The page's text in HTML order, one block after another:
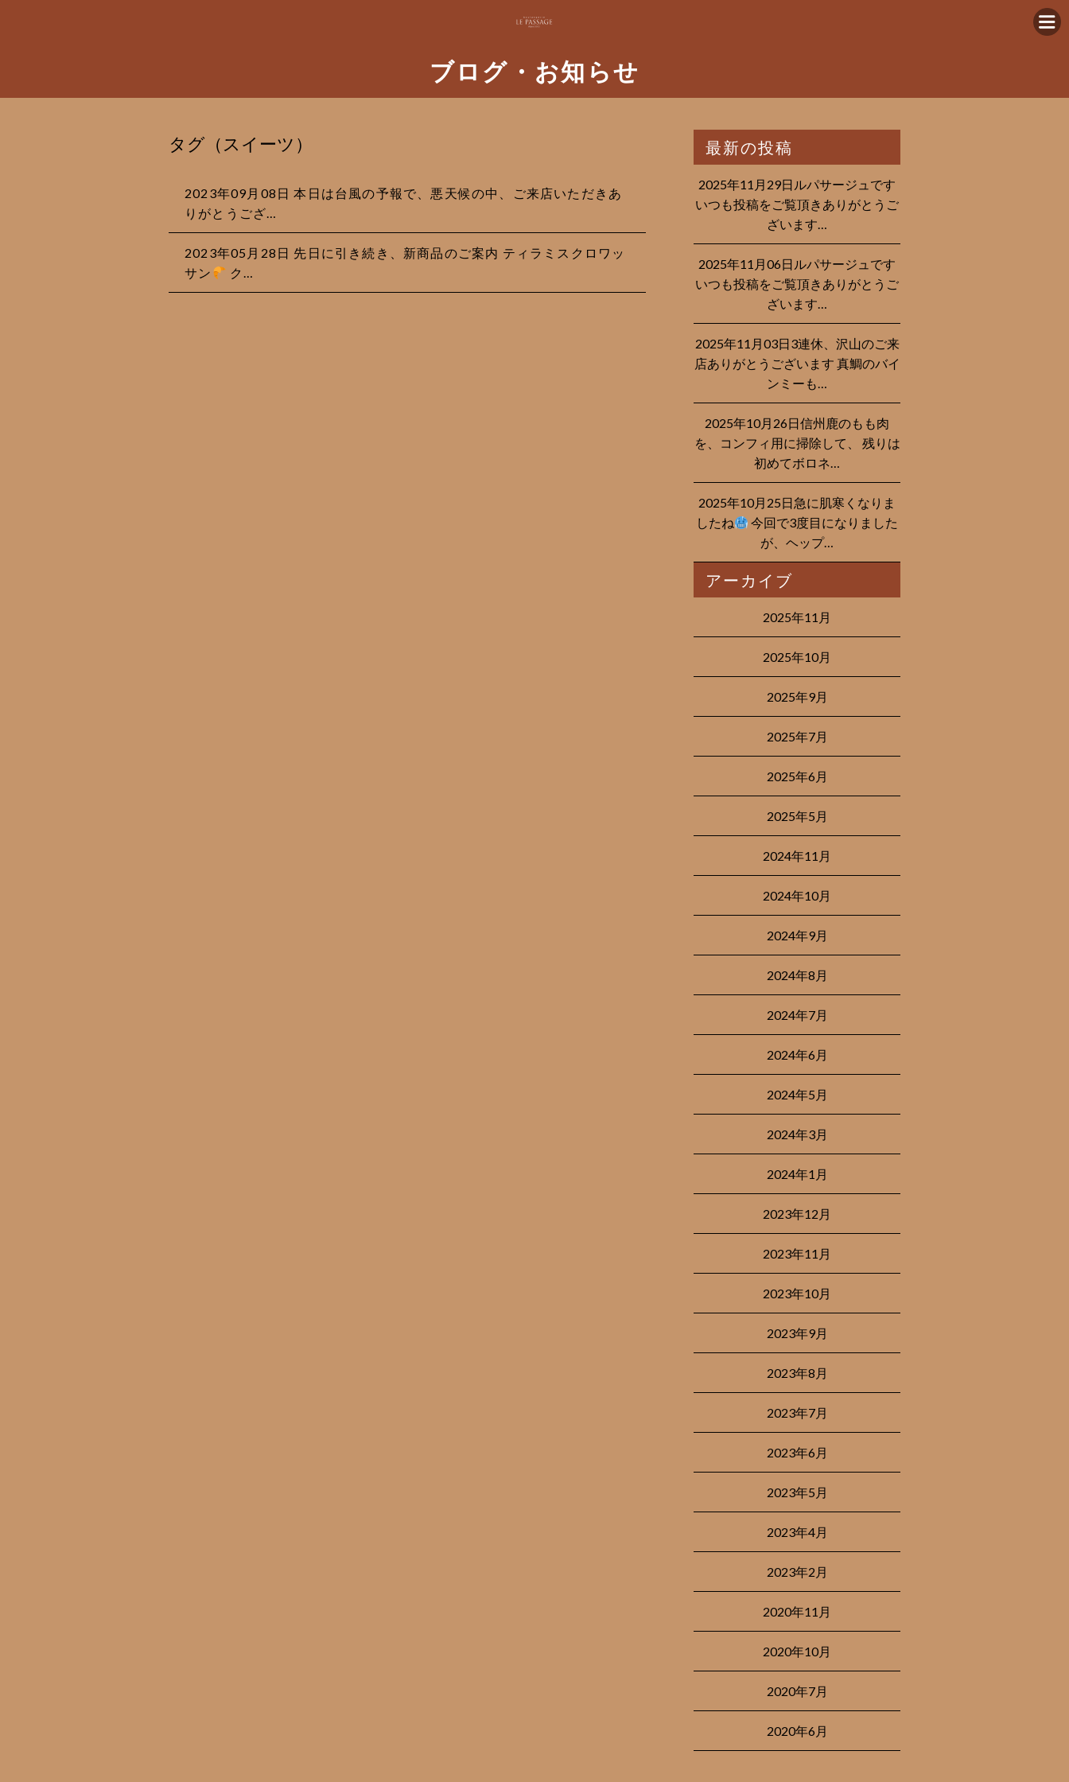
ブログ・お知らせ
タグ（スイーツ）
2023年09月08日 本日は台風の予報で、悪天候の中、ご来店いただきあ
りがとうござ…
2023年05月28日 先日に引き続き、新商品のご案内 ティラミスクロワッ
サン
ク…
最新の投稿
2025年11月29日ルパサージュです︎
いつも投稿をご覧頂きありがとうご
ざいます…
2025年11月06日ルパサージュです︎
いつも投稿をご覧頂きありがとうご
ざいます…
2025年11月03日3連休、沢山のご来
店ありがとうございます 真鯛のバイ
ンミーも…
2025年10月26日信州鹿のもも肉
を、コンフィ用に掃除して、 残りは
初めてボロネ…
2025年10月25日急に肌寒くなりま
したね
今回で3度目になりました
が、ヘップ…
アーカイブ
2025年11月
2025年10月
2025年9月
2025年7月
2025年6月
2025年5月
2024年11月
2024年10月
2024年9月
2024年8月
2024年7月
2024年6月
2024年5月
2024年3月
2024年1月
2023年12月
2023年11月
2023年10月
2023年9月
2023年8月
2023年7月
2023年6月
2023年5月
2023年4月
2023年2月
2020年11月
2020年10月
2020年7月
2020年6月